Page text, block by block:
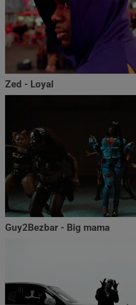
Zed - Loyal
Guy2Bezbar - Big mama